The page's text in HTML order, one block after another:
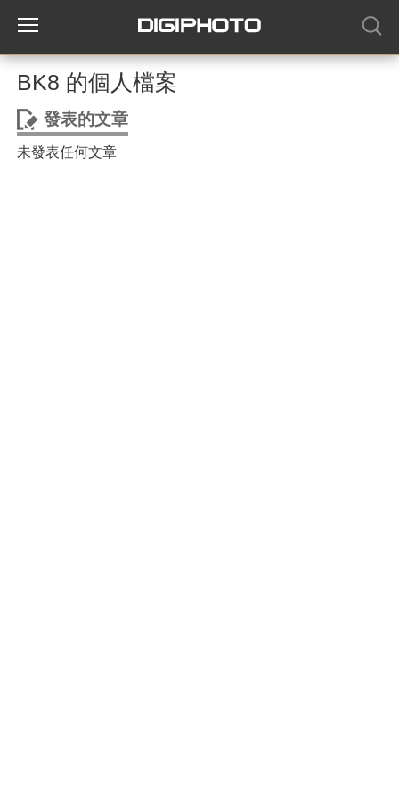
BK8 的個人檔案
發表的文章
未發表任何文章